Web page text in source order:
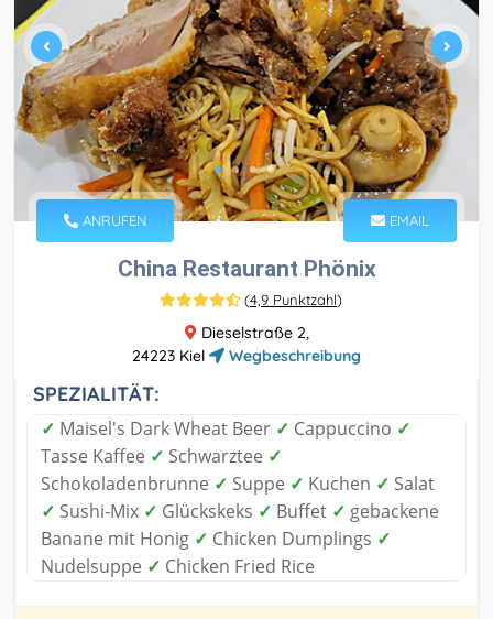
ANRUFEN EMAIL
China Restaurant Phönix
(4,9 Punktzahl)
Dieselstraße 2,
24223 Kiel
Wegbeschreibung
SPEZIALITÄT:
✓ Maisel's Dark Wheat Beer ✓ Cappuccino ✓
Tasse Kaffee ✓ Schwarztee ✓
Schokoladenbrunne ✓ Suppe ✓ Kuchen ✓ Salat
✓ Sushi-Mix ✓ Glückskeks ✓ Buffet ✓ gebackene
Banane mit Honig ✓ Chicken Dumplings ✓
Nudelsuppe ✓ Chicken Fried Rice